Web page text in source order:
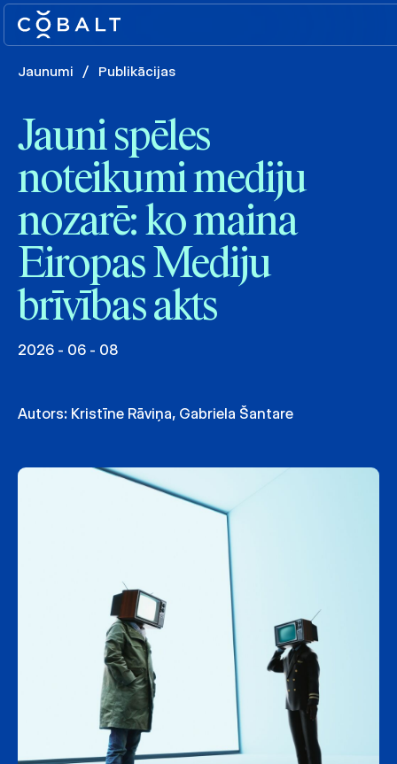
Jaunumi / Publikācijas
Jauni spēles
noteikumi mediju
nozarē: ko maina
Eiropas Mediju
brīvības akts
2026 - 06 - 08
Autors: Kristīne Rāviņa, Gabriela Šantare